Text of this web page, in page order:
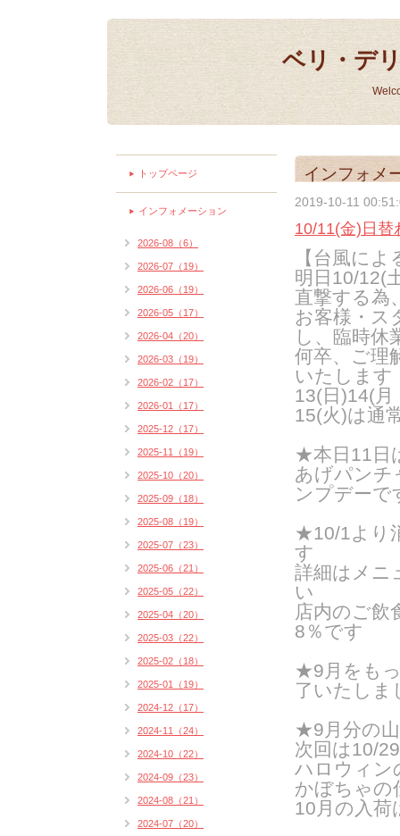
ベリ・デ
インフォメ
2019-10-11
10/11(金)日替
【台風に
明日10/12(
直撃する為
お客様・ス
し、臨時休
何卒、ご理
いたします
13(日)14(
15(火)は通
★本日11日
あげパンチ
ンプデーで
★10/1より
す
詳細はメニ
い
店内のご飲
8％です
★9月をも
了いたしま
★9月分の
次回は10/
ハロウィン
かぼちゃの
10月の入荷
トップページ
インフォメーション
2026-08（6）
2026-07（19）
2026-06（19）
2026-05（17）
2026-04（20）
2026-03（19）
2026-02（17）
2026-01（17）
2025-12（17）
2025-11（19）
2025-10（20）
2025-09（18）
2025-08（19）
2025-07（23）
2025-06（21）
2025-05（22）
2025-04（20）
2025-03（22）
2025-02（18）
2025-01（19）
2024-12（17）
2024-11（24）
2024-10（22）
2024-09（23）
2024-08（21）
2024-07（20）